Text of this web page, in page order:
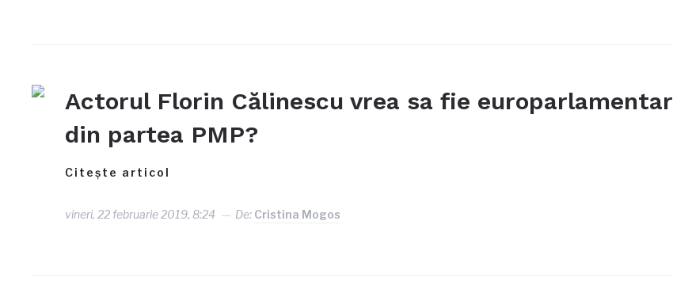
Actorul Florin Călinescu vrea sa fie europarlamentar
din partea PMP?
Citește articol
vineri, 22 februarie 2019, 8:24 De: Cristina Mogos